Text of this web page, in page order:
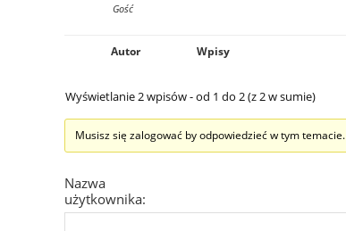
Gość
Autor Wpisy
Wyświetlanie 2 wpisów - od 1 do 2 (z 2 w sumie)
Musisz się zalogować by odpowiedzieć w tym temacie.
Nazwa
użytkownika: